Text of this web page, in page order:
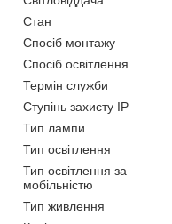
Стан
Спосіб монтажу
Спосіб освітлення
Термін служби
Ступінь захисту IP
Тип лампи
Тип освітлення
Тип освітлення за
мобільністю
Тип живлення